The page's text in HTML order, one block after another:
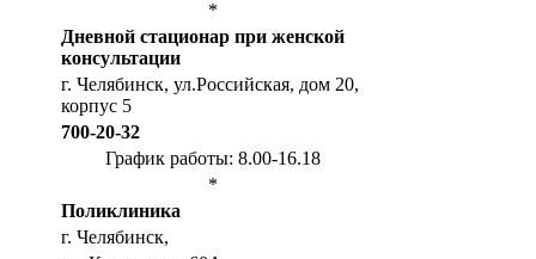
*
Дневной стационар при женской
консультации
г. Челябинск, ул.Российская, дом 20,
корпус 5
700-20-32
График работы: 8.00-16.18
*
Поликлиника
г. Челябинск,